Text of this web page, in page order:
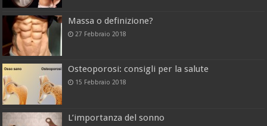
Massa o definizione?
27 Febbraio 2018
Osteoporosi: consigli per la salute
15 Febbraio 2018
L’importanza del sonno